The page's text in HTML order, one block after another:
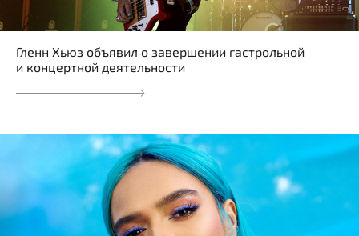
Гленн Хьюз объявил о завершении гастрольной
и концертной деятельности